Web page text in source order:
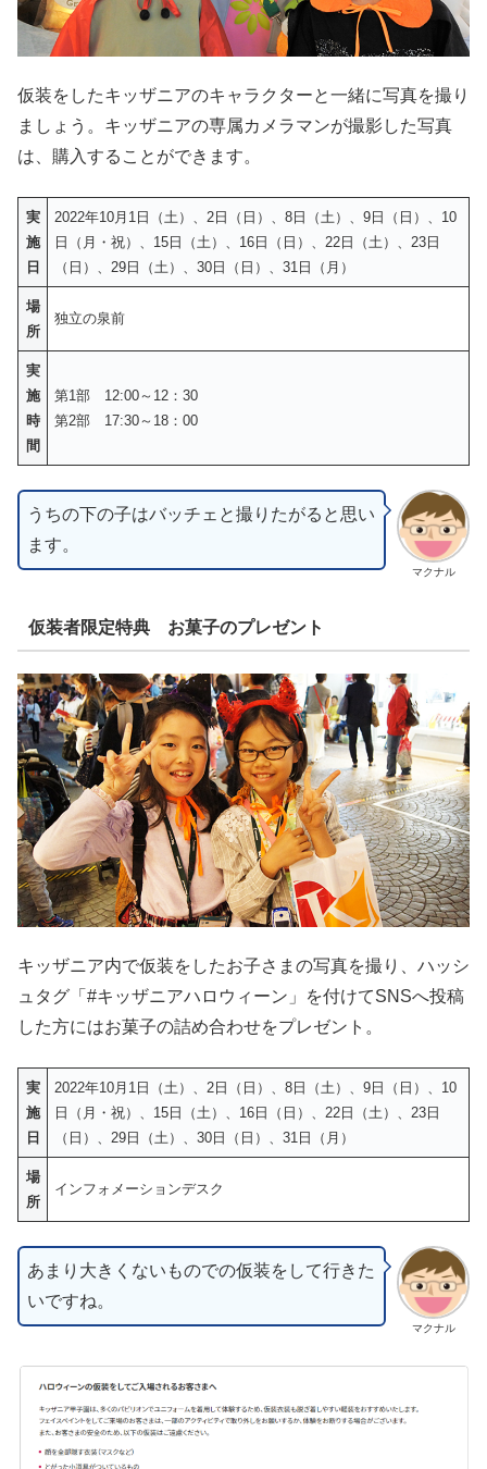
仮装をしたキッザニアのキャラクターと一緒に写真を撮り
ましょう。キッザニアの専属カメラマンが撮影した写真
は、購入することができます。
実
施
日
2022年10月1日（土）、2日（日）、8日（土）、9日（日）、10
日（月・祝）、15日（土）、16日（日）、22日（土）、23日
（日）、29日（土）、30日（日）、31日（月）
場
所
独立の泉前
実
施
時
間
第1部 12:00～12：30
第2部 17:30～18：00
マクナル
うちの下の子はバッチェと撮りたがると思い
ます。
仮装者限定特典 お菓子のプレゼント
キッザニア内で仮装をしたお子さまの写真を撮り、ハッシ
ュタグ「#キッザニアハロウィーン」を付けてSNSへ投稿
した方にはお菓子の詰め合わせをプレゼント。
実
施
日
2022年10月1日（土）、2日（日）、8日（土）、9日（日）、10
日（月・祝）、15日（土）、16日（日）、22日（土）、23日
（日）、29日（土）、30日（日）、31日（月）
場
所
インフォメーションデスク
マクナル
あまり大きくないものでの仮装をして行きた
いですね。